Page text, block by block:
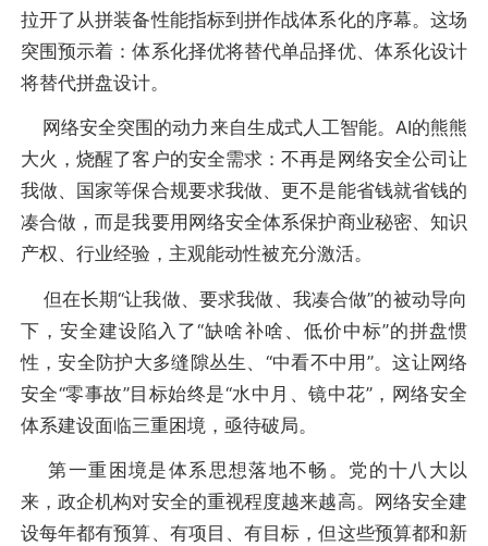
拉开了从拼装备性能指标到拼作战体系化的序幕。这场
突围预示着：体系化择优将替代单品择优、体系化设计
将替代拼盘设计。
网络安全突围的动力来自生成式人工智能。AI的熊熊
大火，烧醒了客户的安全需求：不再是网络安全公司让
我做、国家等保合规要求我做、更不是能省钱就省钱的
凑合做，而是我要用网络安全体系保护商业秘密、知识
产权、行业经验，主观能动性被充分激活。
但在长期“让我做、要求我做、我凑合做”的被动导向
下，安全建设陷入了“缺啥补啥、低价中标”的拼盘惯
性，安全防护大多缝隙丛生、“中看不中用”。这让网络
安全“零事故”目标始终是“水中月、镜中花”，网络安全
体系建设面临三重困境，亟待破局。
第一重困境是体系思想落地不畅。党的十八大以
来，政企机构对安全的重视程度越来越高。网络安全建
设每年都有预算、有项目、有目标，但这些预算都和新